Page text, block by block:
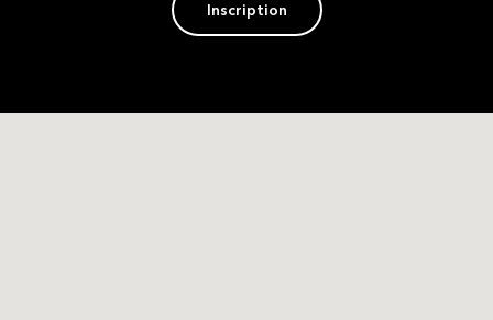
Inscription